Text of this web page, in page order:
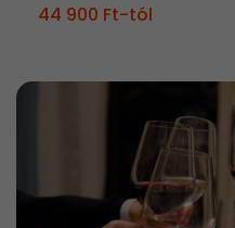
44 900 Ft-tól